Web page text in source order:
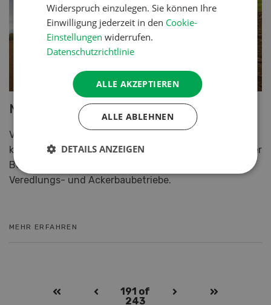
Neue Massey Ferguson Baureihe MF 5S
Vielseitige neue Massey Ferguson Baureihe MF 5S
kombiniert beste Übersicht in ihrer Klasse mit einfacher
Bedienung und hohem Komfort für Milchvieh-,
Veredlungs- und Ackerbaubetriebe.
MEHR ERFAHREN
191 of
243
Widerspruch einzulegen. Sie können Ihre
Einwilligung jederzeit in den Cookie-
Einstellungen widerrufen.
Datenschutzrichtlinie
ALLE AKZEPTIEREN
ALLE ABLEHNEN
DETAILS ANZEIGEN